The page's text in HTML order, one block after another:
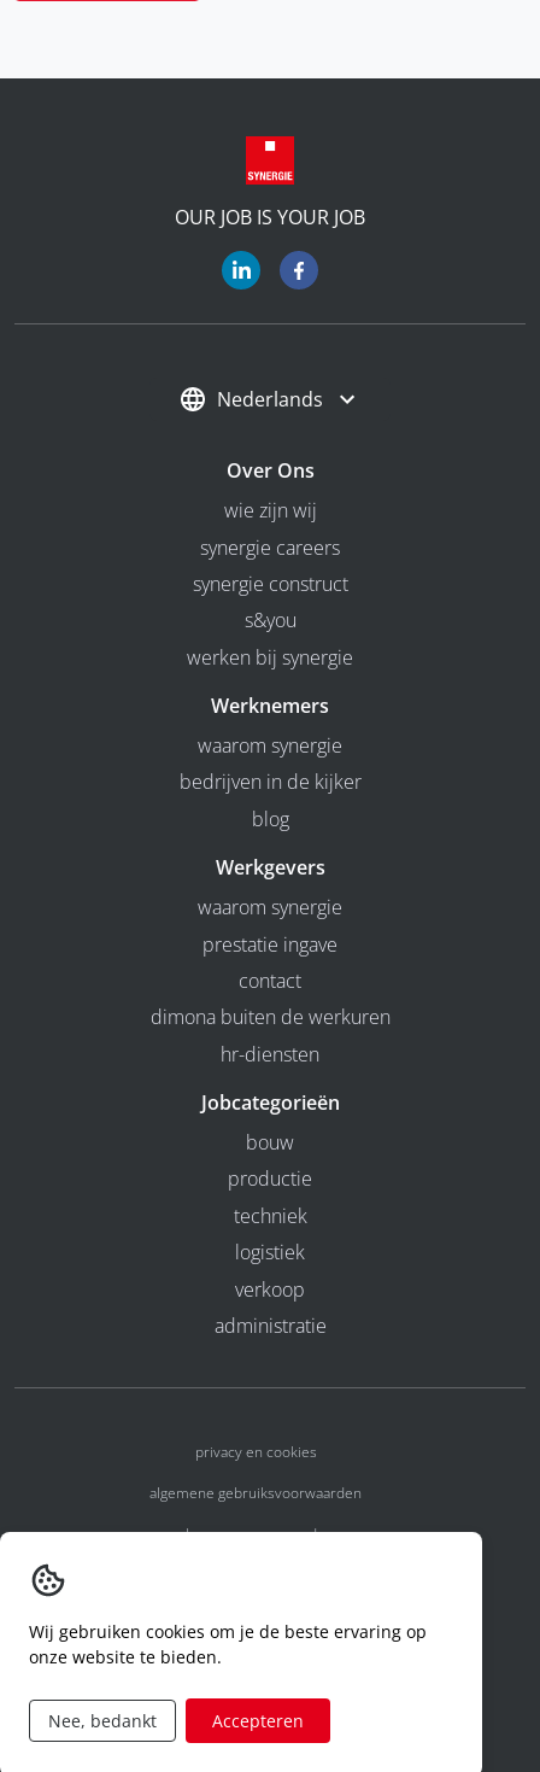
OUR JOB IS YOUR JOB
Nederlands
Over Ons
wie zijn wij
synergie careers
synergie construct
s&you
werken bij synergie
Werknemers
waarom synergie
bedrijven in de kijker
blog
Werkgevers
waarom synergie
prestatie ingave
contact
dimona buiten de werkuren
hr-diensten
Jobcategorieën
bouw
productie
techniek
logistiek
verkoop
administratie
privacy en cookies
algemene gebruiksvoorwaarden
algemene voorwaarden
code of conduct
aanvraag rechten ivm privacy
Wij gebruiken cookies om je de beste ervaring op
onze website te bieden.
Nee, bedankt Accepteren